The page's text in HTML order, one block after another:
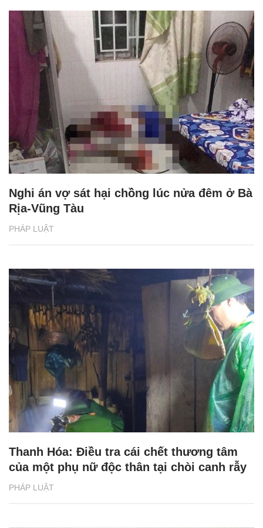
PHÁP LUẬT
Nghi án vợ sát hại chồng lúc nửa đêm ở Bà
Rịa-Vũng Tàu
PHÁP LUẬT
Thanh Hóa: Điều tra cái chết thương tâm
của một phụ nữ độc thân tại chòi canh rẫy